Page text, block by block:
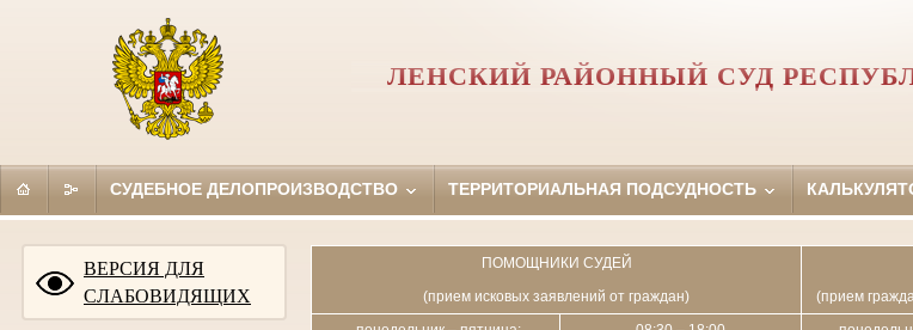
ЛЕНСКИЙ РАЙОННЫЙ СУД
СУДЕБНОЕ ДЕЛОПРОИЗВОДСТВО ТЕРРИТОРИАЛЬНАЯ ПОДСУДНОСТЬ
ВЕРСИЯ ДЛЯ
СЛАБОВИДЯЩИХ
ПОМОЩНИКИ СУДЕЙ
(прием исковых заявлений от граждан)
(прием